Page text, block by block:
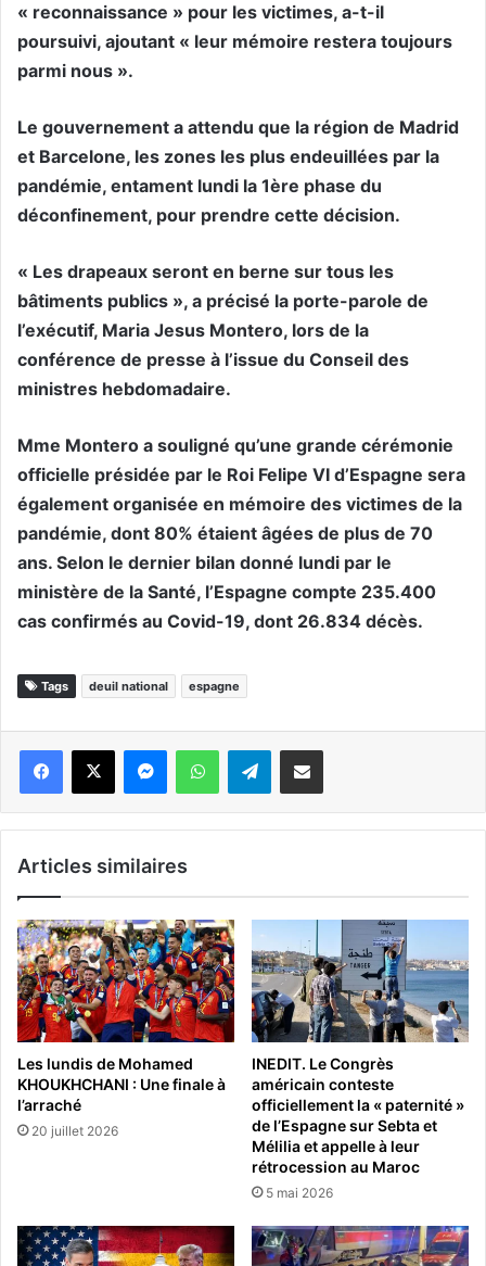
« reconnaissance » pour les victimes, a-t-il
poursuivi, ajoutant « leur mémoire restera toujours
parmi nous ».
Le gouvernement a attendu que la région de Madrid
et Barcelone, les zones les plus endeuillées par la
pandémie, entament lundi la 1ère phase du
déconfinement, pour prendre cette décision.
« Les drapeaux seront en berne sur tous les
bâtiments publics », a précisé la porte-parole de
l’exécutif, Maria Jesus Montero, lors de la
conférence de presse à l’issue du Conseil des
ministres hebdomadaire.
Mme Montero a souligné qu’une grande cérémonie
officielle présidée par le Roi Felipe VI d’Espagne sera
également organisée en mémoire des victimes de la
pandémie, dont 80% étaient âgées de plus de 70
ans. Selon le dernier bilan donné lundi par le
ministère de la Santé, l’Espagne compte 235.400
cas confirmés au Covid-19, dont 26.834 décès.
Tags deuil national espagne
WhatsApp Telegram
Articles similaires
Les lundis de Mohamed
KHOUKHCHANI : Une finale à
l’arraché
20 juillet 2026
INEDIT. Le Congrès
américain conteste
officiellement la « paternité »
de l’Espagne sur Sebta et
Mélilia et appelle à leur
rétrocession au Maroc
5 mai 2026